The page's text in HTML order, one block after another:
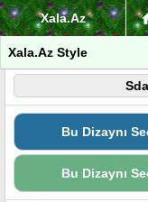
Xala.Az
Xala.Az Style
Bu Dizaynı
Bu Dizaynı